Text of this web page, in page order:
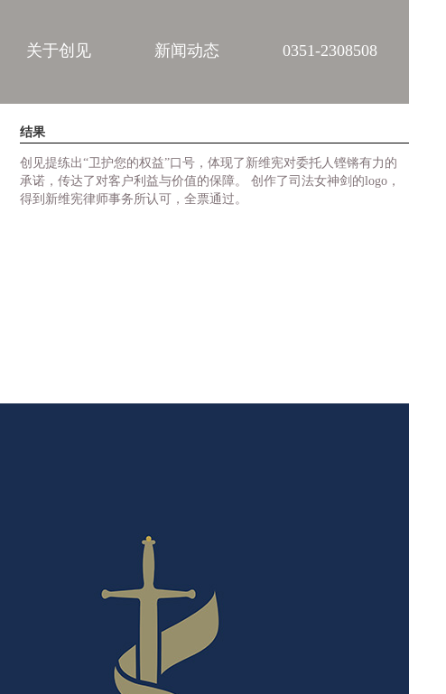
关于创见 新闻动态 0351-2308508
结果
创见提练出“卫护您的权益”口号，体现了新维宪对委托人铿锵有力的
承诺，传达了对客户利益与价值的保障。 创作了司法女神剑的logo，
得到新维宪律师事务所认可，全票通过。